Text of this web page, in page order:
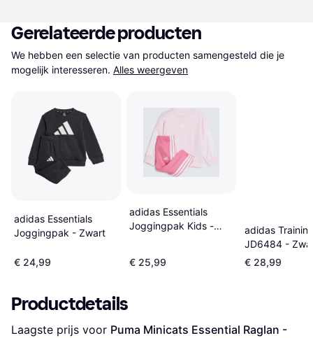
Gerelateerde producten
We hebben een selectie van producten samengesteld die je
mogelijk interesseren. Alles weergeven
adidas Essentials
Joggingpak - Zwart
€ 24,99
adidas Essentials
Joggingpak Kids -
€ 25,99
adidas
JD6484 -
€ 28,99
Productdetails
Laagste prijs voor Puma Minicats Essential Raglan -